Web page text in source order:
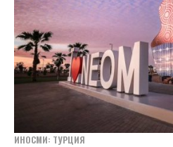
ИНОСМИ: ТУРЦИЯ